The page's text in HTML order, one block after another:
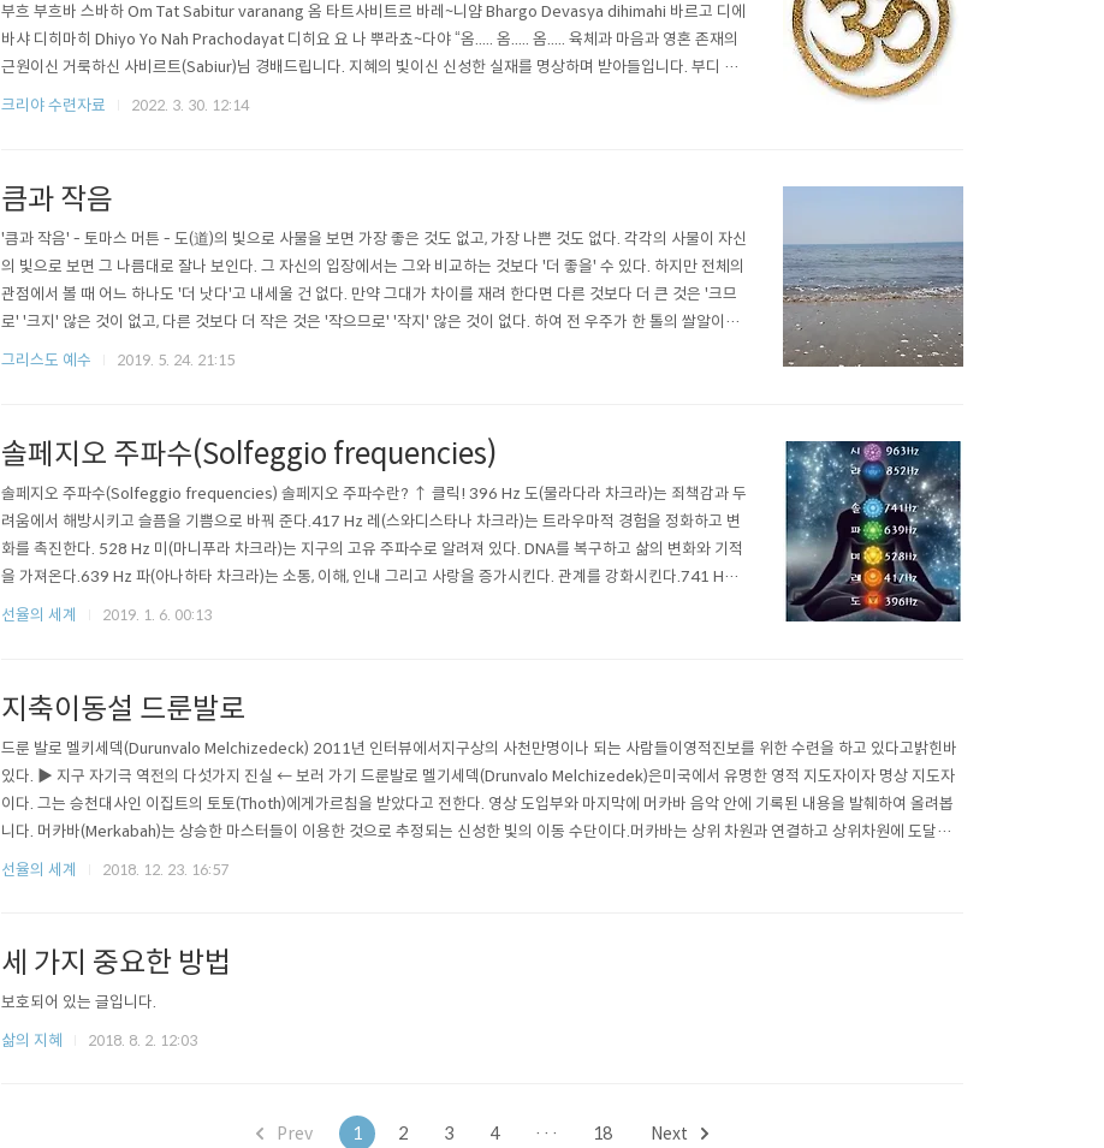
부흐 부흐바 스바하 Om Tat Sabitur varanang 옴 타트사비트르 바레~니얌 Bhargo Devasya dihimahi 바르고 디에
바샤 디히마히 Dhiyo Yo Nah Prachodayat 디히요 요 나 뿌라쵸~다야 “옴..... 옴..... 옴..... 육체과 마음과 영혼 존재의
근원이신 거룩하신 사비르트(Sabiur)님 경배드립니다. 지혜의 빛이신 신성한 실재를 명상하며 받아들입니다. 부디 진
리를 깨닫도록, 저의 지성을 밝혀 주소서!” 가야트리 만트라(Gayatri Mantra) Kriya - Finding t..
크리야 수련자료 2022. 3. 30. 12:14
큼과 작음
'큼과 작음' - 토마스 머튼 - 도(道)의 빛으로 사물을 보면 가장 좋은 것도 없고, 가장 나쁜 것도 없다. 각각의 사물이 자신
의 빛으로 보면 그 나름대로 잘나 보인다. 그 자신의 입장에서는 그와 비교하는 것보다 '더 좋을' 수 있다. 하지만 전체의
관점에서 볼 때 어느 하나도 '더 낫다'고 내세울 건 없다. 만약 그대가 차이를 재려 한다면 다른 것보다 더 큰 것은 '크므
로' '크지' 않은 것이 없고, 다른 것보다 더 작은 것은 '작으므로' '작지' 않은 것이 없다. 하여 전 우주가 한 톨의 쌀알이며,
머리카락 한 올의 끝이 태산만큼 크다. 이런 것이 상대적인 관점이다. 조가비를 밟고 파도소리 들어본다. 자지러지는 새
그리스도 예수 2019. 5. 24. 21:15
솔페지오 주파수(Solfeggio frequencies)
솔페지오 주파수(Solfeggio frequencies) 솔페지오 주파수란? ↑ 클릭! 396 Hz 도(물라다라 차크라)는 죄책감과 두
려움에서 해방시키고 슬픔을 기쁨으로 바꿔 준다.417 Hz 레(스와디스타나 차크라)는 트라우마적 경험을 정화하고 변
화를 촉진한다. 528 Hz 미(마니푸라 차크라)는 지구의 고유 주파수로 알려져 있다. DNA를 복구하고 삶의 변화와 기적
을 가져온다.639 Hz 파(아나하타 차크라)는 소통, 이해, 인내 그리고 사랑을 증가시킨다. 관계를 강화시킨다.741 Hz
솔(비슈디 차크라)은 순수하고 안정된 삶으로 이끄는 자기 표현의 힘으로 인도한다. 또한 세포의 독을 청소하는데 도움
선율의 세계 2019. 1. 6. 00:13
지축이동설 드룬발로
드룬 발로 멜키세덱(Durunvalo Melchizedeck) 2011년 인터뷰에서지구상의 사천만명이나 되는 사람들이영적진보를 위한 수련을 하고 있다고밝힌바
있다. ▶ 지구 자기극 역전의 다섯가지 진실 ← 보러 가기 드룬발로 멜기세덱(Drunvalo Melchizedek)은미국에서 유명한 영적 지도자이자 명상 지도자
이다. 그는 승천대사인 이집트의 토토(Thoth)에게가르침을 받았다고 전한다. 영상 도입부와 마지막에 머카바 음악 안에 기록된 내용을 발췌하여 올려봅
니다. 머카바(Merkabah)는 상승한 마스터들이 이용한 것으로 추정되는 신성한 빛의 이동 수단이다.머카바는 상위 차원과 연결하고 상위차원에 도달하
도록 맞춰져 있다. 머카바(Merkabah)의 머(Mer)는 빛카(ka)는 영혼바(bah)는 몸이다..
선율의 세계 2018. 12. 23. 16:57
세 가지 중요한 방법
보호되어 있는 글입니다.
삶의 지혜
2018. 8. 2. 12:03
Prev 1 2 3 4 ··· 18 Next